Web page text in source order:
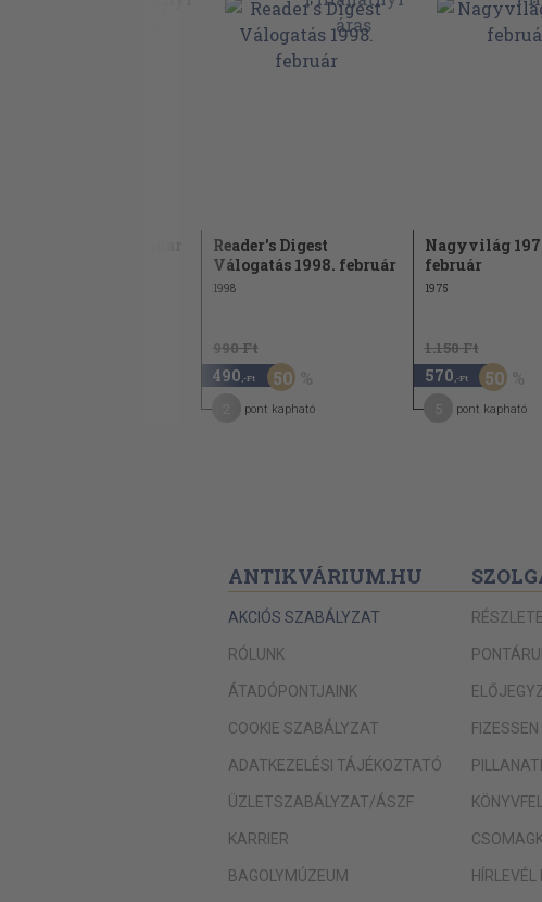
Reader's Digest
Válogatás 1998. február
1998
990 Ft
490 ,-Ft 50
pont kapható
Nagyvilág
február
1975
1.150 Ft
570 ,-Ft 50
pont kapható
ANTIKVÁRIUM.HU
AKCIÓS SZABÁLYZAT
RÓLUNK
ÁTADÓPONTJAINK
COOKIE SZABÁLYZAT
ADATKEZELÉSI TÁJÉKOZTATÓ
ÜZLETSZABÁLYZAT/ÁSZF
KARRIER
BAGOLYMÚZEUM